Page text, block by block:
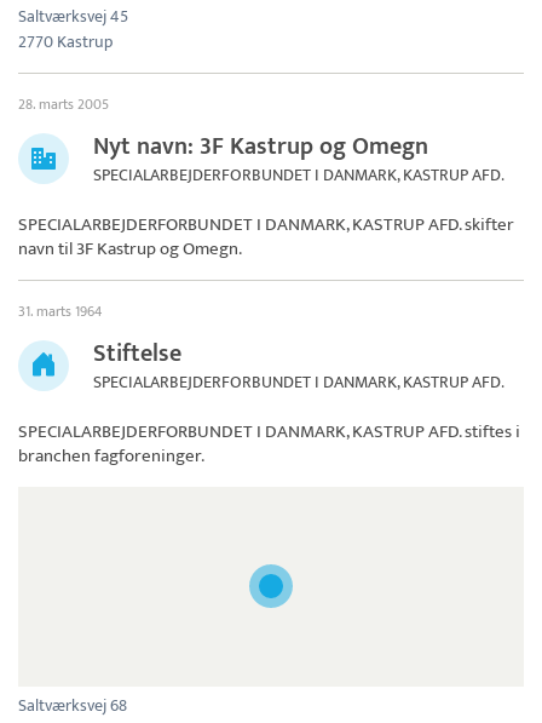
Saltværksvej 45
2770 Kastrup
28. marts 2005
Nyt navn: 3F Kastrup og Omegn
SPECIALARBEJDERFORBUNDET I DANMARK, KASTRUP AFD.
SPECIALARBEJDERFORBUNDET I DANMARK, KASTRUP AFD. skifter
navn til3F Kastrup og Omegn.
31. marts 1964
Stiftelse
SPECIALARBEJDERFORBUNDET I DANMARK, KASTRUP AFD.
SPECIALARBEJDERFORBUNDET I DANMARK, KASTRUP AFD.stiftes i
branchen fagforeninger.
Saltværksvej 68